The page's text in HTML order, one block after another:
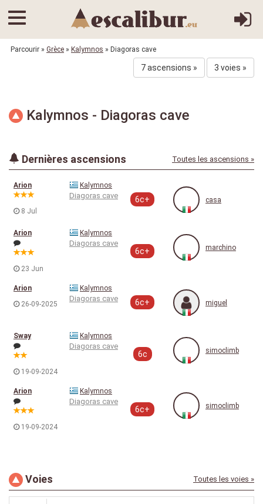
Parcourir » Grèce » Kalymnos » Diagoras cave
7 ascensions » 3 voies »
Kalymnos - Diagoras cave
Dernières ascensions Toutes les ascensions »
Arion
8 Jul
Kalymnos
Diagoras cave 6c+ casa
Arion
23 Jun
Kalymnos
Diagoras cave
6c+ marchino
Arion
26-09-2025
Kalymnos
Diagoras cave 6c+ miguel
Sway
19-09-2024
Kalymnos
Diagoras cave
6c simoclimb
Arion
19-09-2024
Kalymnos
Diagoras cave
6c+ simoclimb
Voies Toutes les voies »